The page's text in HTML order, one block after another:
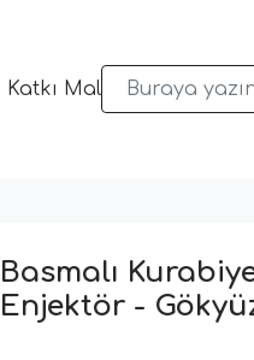
Katkı Malzemeleri
Basmalı
Enjektör -